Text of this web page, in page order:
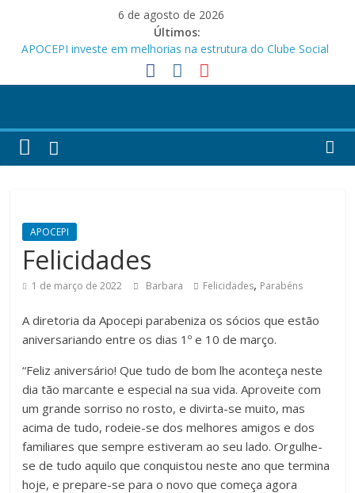
6 de agosto de 2026
Últimos:
APOCEPI investe em melhorias na estrutura do Clube Social
Festa dos Pais e das Mães da APOCEPI
APOCEPI conquista a primeira vitória no Campeonato 50tão!
APOCEPI
Felicidades
1 de março de 2022 Barbara Felicidades, Parabéns
A diretoria da Apocepi parabeniza os sócios que estão
aniversariando entre os dias 1º e 10 de março.
“Feliz aniversário! Que tudo de bom lhe aconteça neste
dia tão marcante e especial na sua vida. Aproveite com
um grande sorriso no rosto, e divirta-se muito, mas
acima de tudo, rodeie-se dos melhores amigos e dos
familiares que sempre estiveram ao seu lado. Orgulhe-
se de tudo aquilo que conquistou neste ano que termina
hoje, e prepare-se para o novo que começa agora